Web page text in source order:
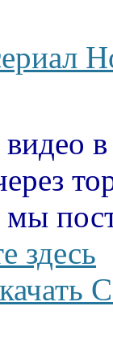
видео
мы
здесь